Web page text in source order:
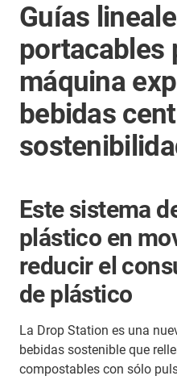
Guías
portacables
máquina
bebidas
Este sistema
plástico en
reducir el
de plástico
La Drop Station es una
bebidas sostenible que
compostables con sólo